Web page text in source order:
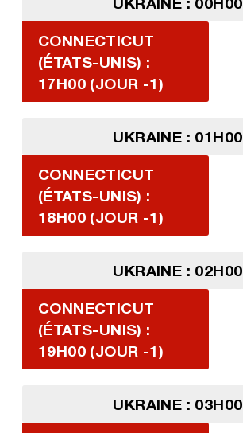
CONNECTICUT
(ÉTATS-UNIS) :
17H00 (JOUR -1)
UKRAINE : 01H00
CONNECTICUT
(ÉTATS-UNIS) :
18H00 (JOUR -1)
UKRAINE : 02H00
CONNECTICUT
(ÉTATS-UNIS) :
19H00 (JOUR -1)
UKRAINE : 03H00